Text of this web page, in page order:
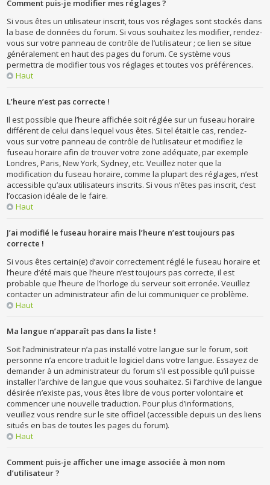
Comment puis-je modifier mes réglages ?
Si vous êtes un utilisateur inscrit, tous vos réglages sont stockés dans
la base de données du forum. Si vous souhaitez les modifier, rendez-
vous sur votre panneau de contrôle de l’utilisateur ; ce lien se situe
généralement en haut des pages du forum. Ce système vous
permettra de modifier tous vos réglages et toutes vos préférences.
Haut
L’heure n’est pas correcte !
Il est possible que l’heure affichée soit réglée sur un fuseau horaire
différent de celui dans lequel vous êtes. Si tel était le cas, rendez-
vous sur votre panneau de contrôle de l’utilisateur et modifiez le
fuseau horaire afin de trouver votre zone adéquate, par exemple
Londres, Paris, New York, Sydney, etc. Veuillez noter que la
modification du fuseau horaire, comme la plupart des réglages, n’est
accessible qu’aux utilisateurs inscrits. Si vous n’êtes pas inscrit, c’est
l’occasion idéale de le faire.
Haut
J’ai modifié le fuseau horaire mais l’heure n’est toujours pas
correcte !
Si vous êtes certain(e) d’avoir correctement réglé le fuseau horaire et
l’heure d’été mais que l’heure n’est toujours pas correcte, il est
probable que l’heure de l’horloge du serveur soit erronée. Veuillez
contacter un administrateur afin de lui communiquer ce problème.
Haut
Ma langue n’apparaît pas dans la liste !
Soit l’administrateur n’a pas installé votre langue sur le forum, soit
personne n’a encore traduit le logiciel dans votre langue. Essayez de
demander à un administrateur du forum s’il est possible qu’il puisse
installer l’archive de langue que vous souhaitez. Si l’archive de langue
désirée n’existe pas, vous êtes libre de vous porter volontaire et
commencer une nouvelle traduction. Pour plus d’informations,
veuillez vous rendre sur le site officiel (accessible depuis un des liens
situés en bas de toutes les pages du forum).
Haut
Comment puis-je afficher une image associée à mon nom
d’utilisateur ?